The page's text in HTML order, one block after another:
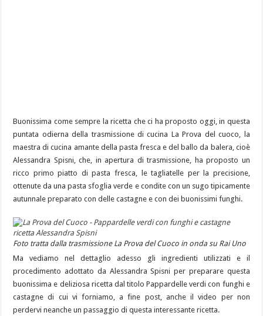
Buonissima come sempre la ricetta che ci ha proposto oggi, in questa
puntata odierna della trasmissione di cucina La Prova del cuoco, la
maestra di cucina amante della pasta fresca e del ballo da balera, cioè
Alessandra Spisni, che, in apertura di trasmissione, ha proposto un
ricco primo piatto di pasta fresca, le tagliatelle per la precisione,
ottenute da una pasta sfoglia verde e condite con un sugo tipicamente
autunnale preparato con delle castagne e con dei buonissimi funghi.
Foto tratta dalla trasmissione La Prova del Cuoco in onda su Rai Uno
Ma vediamo nel dettaglio adesso gli ingredienti utilizzati e il
procedimento adottato da Alessandra Spisni per preparare questa
buonissima e deliziosa ricetta dal titolo Pappardelle verdi con funghi e
castagne di cui vi forniamo, a fine post, anche il video per non
perdervi neanche un passaggio di questa interessante ricetta.